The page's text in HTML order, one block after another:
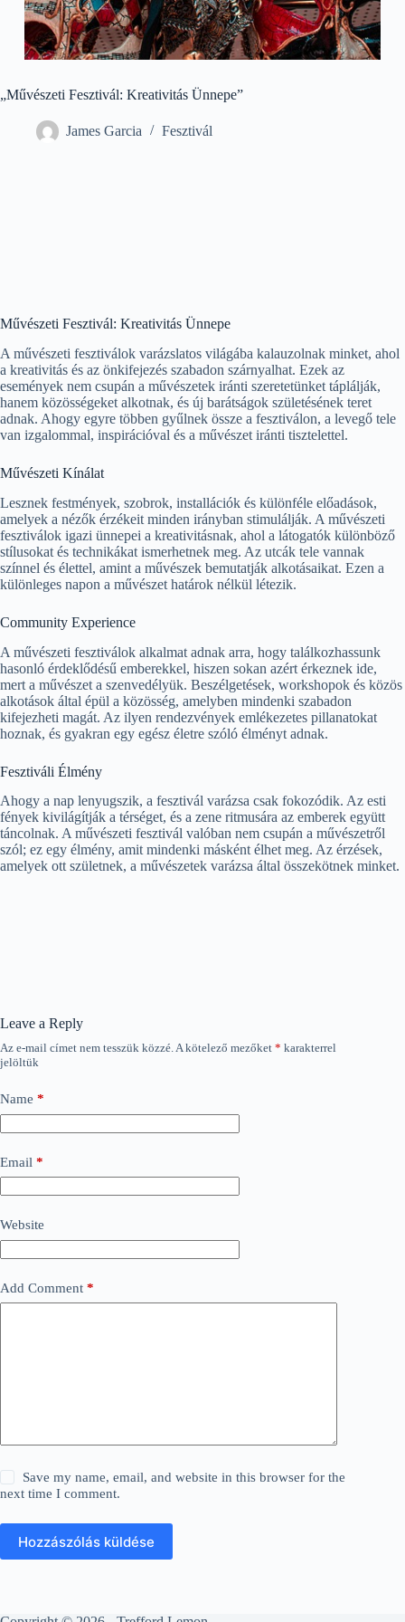
„Művészeti Fesztivál: Kreativitás Ünnepe”
James Garcia Fesztivál
Művészeti Fesztivál: Kreativitás Ünnepe
A művészeti fesztiválok varázslatos világába kalauzolnak minket, ahol
a kreativitás és az önkifejezés szabadon szárnyalhat. Ezek az
események nem csupán a művészetek iránti szeretetünket táplálják,
hanem közösségeket alkotnak, és új barátságok születésének teret
adnak. Ahogy egyre többen gyűlnek össze a fesztiválon, a levegő tele
van izgalommal, inspirációval és a művészet iránti tisztelettel.
Művészeti Kínálat
Lesznek festmények, szobrok, installációk és különféle előadások,
amelyek a nézők érzékeit minden irányban stimulálják. A művészeti
fesztiválok igazi ünnepei a kreativitásnak, ahol a látogatók különböző
stílusokat és technikákat ismerhetnek meg. Az utcák tele vannak
színnel és élettel, amint a művészek bemutatják alkotásaikat. Ezen a
különleges napon a művészet határok nélkül létezik.
Community Experience
A művészeti fesztiválok alkalmat adnak arra, hogy találkozhassunk
hasonló érdeklődésű emberekkel, hiszen sokan azért érkeznek ide,
mert a művészet a szenvedélyük. Beszélgetések, workshopok és közös
alkotások által épül a közösség, amelyben mindenki szabadon
kifejezheti magát. Az ilyen rendezvények emlékezetes pillanatokat
hoznak, és gyakran egy egész életre szóló élményt adnak.
Fesztiváli Élmény
Ahogy a nap lenyugszik, a fesztivál varázsa csak fokozódik. Az esti
fények kivilágítják a térséget, és a zene ritmusára az emberek együtt
táncolnak. A művészeti fesztivál valóban nem csupán a művészetről
szól; ez egy élmény, amit mindenki másként élhet meg. Az érzések,
amelyek ott születnek, a művészetek varázsa által összekötnek minket.
Leave a Reply
Az e-mail címet nem tesszük közzé.A kötelező mezőket * karakterrel
jelöltük
Name *
Email *
Website
Add Comment *
Save my name, email, and website in this browser for the
next time I comment.
Hozzászólás küldése